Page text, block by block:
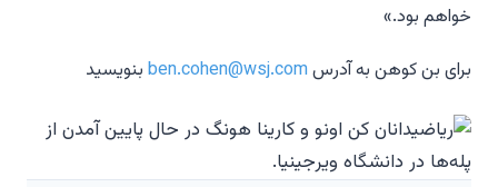
خواهم بود.»
برای بن کوهن به آدرسben.cohen@wsj.com بنویسید